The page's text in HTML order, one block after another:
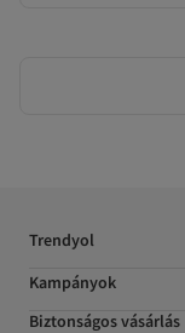
Trendyol
Kampányok
Biztonságos vásárlás